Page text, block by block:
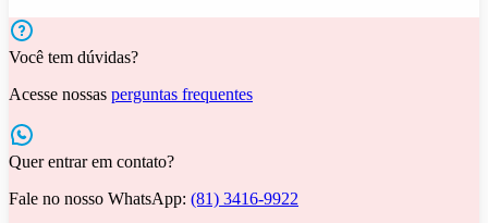
Você tem dúvidas?
Acesse nossas perguntas frequentes
Quer entrar em contato?
Fale no nosso WhatsApp: (81) 3416-9922